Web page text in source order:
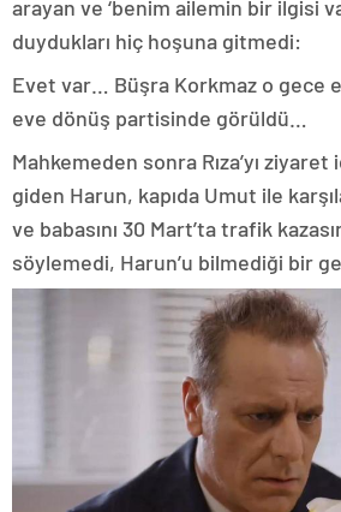
arayan ve ‘benim ailemin bir ilgisi
duydukları hiç hoşuna gitmedi:
Evet var… Büşra Korkmaz o gece
eve dönüş partisinde görüldü…
Mahkemeden sonra Rıza’yı
giden Harun, kapıda Umut ile
ve babasını 30 Mart’ta trafik
söylemedi, Harun’u bilmediği bir